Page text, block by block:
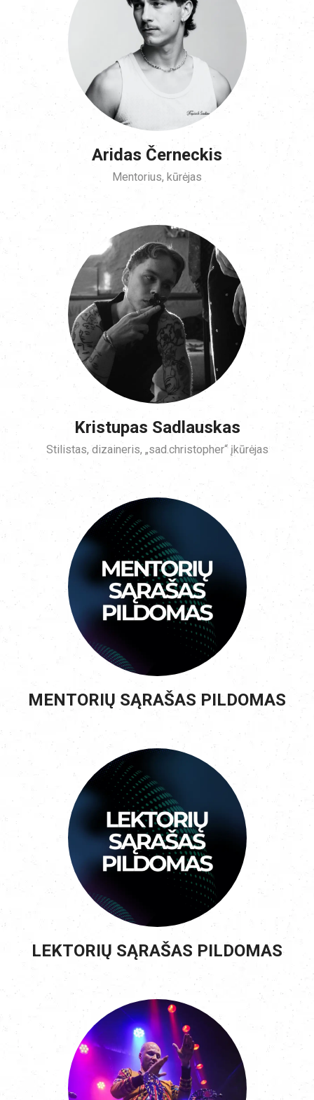
Aridas Černeckis
Mentorius, kūrėjas
Kristupas Sadlauskas
Stilistas, dizaineris, „sad.christopher“ įkūrėjas
MENTORIŲ SĄRAŠAS PILDOMAS
LEKTORIŲ SĄRAŠAS PILDOMAS